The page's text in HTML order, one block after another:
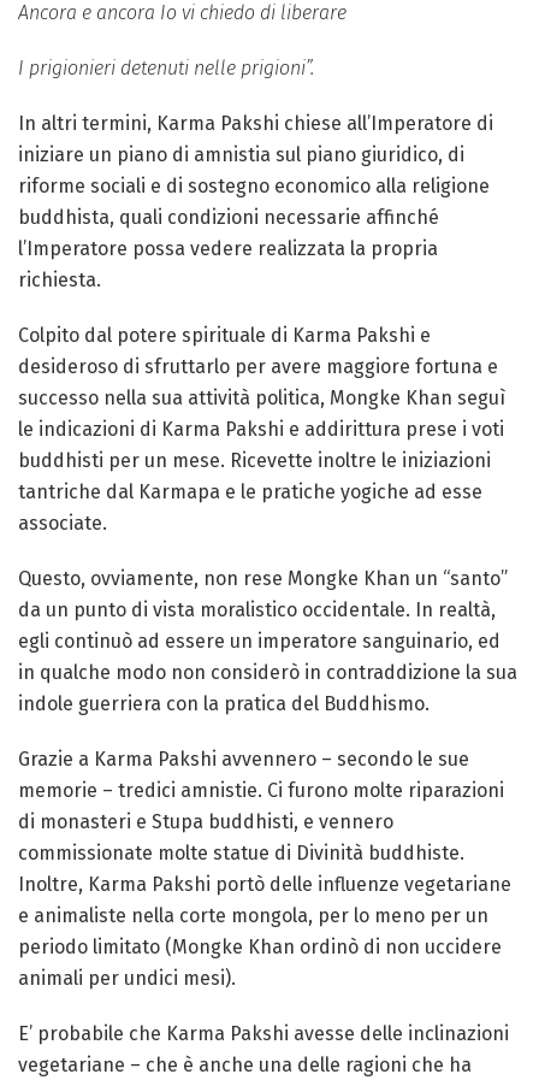
Ancora e ancora Io vi chiedo di liberare
I prigionieri detenuti nelle prigioni”.
In altri termini, Karma Pakshi chiese all’Imperatore di
iniziare un piano di amnistia sul piano giuridico, di
riforme sociali e di sostegno economico alla religione
buddhista, quali condizioni necessarie affinché
l’Imperatore possa vedere realizzata la propria
richiesta.
Colpito dal potere spirituale di Karma Pakshi e
desideroso di sfruttarlo per avere maggiore fortuna e
successo nella sua attività politica, Mongke Khan seguì
le indicazioni di Karma Pakshi e addirittura prese i voti
buddhisti per un mese. Ricevette inoltre le iniziazioni
tantriche dal Karmapa e le pratiche yogiche ad esse
associate.
Questo, ovviamente, non rese Mongke Khan un “santo”
da un punto di vista moralistico occidentale. In realtà,
egli continuò ad essere un imperatore sanguinario, ed
in qualche modo non considerò in contraddizione la sua
indole guerriera con la pratica del Buddhismo.
Grazie a Karma Pakshi avvennero – secondo le sue
memorie – tredici amnistie. Ci furono molte riparazioni
di monasteri e Stupa buddhisti, e vennero
commissionate molte statue di Divinità buddhiste.
Inoltre, Karma Pakshi portò delle influenze vegetariane
e animaliste nella corte mongola, per lo meno per un
periodo limitato (Mongke Khan ordinò di non uccidere
animali per undici mesi).
E’ probabile che Karma Pakshi avesse delle inclinazioni
vegetariane – che è anche una delle ragioni che ha